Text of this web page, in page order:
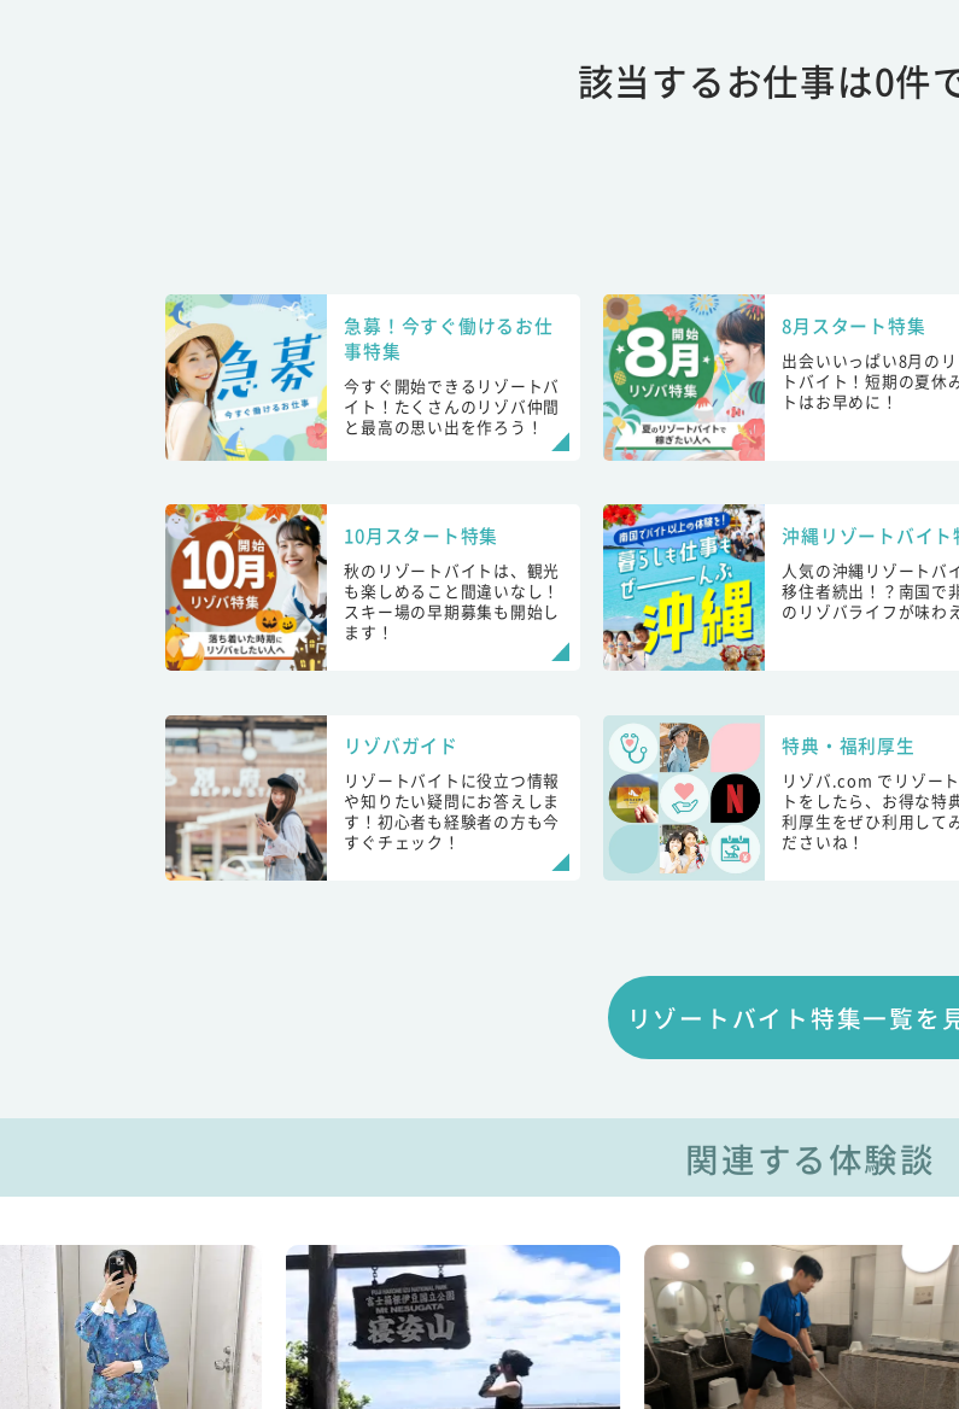
該当するお仕事は0件
急募！今すぐ働けるお仕
事特集
今すぐ開始できるリゾートバ
イト！たくさんのリゾバ仲間
と最高の思い出を作ろう！
8月スタート特集
出会いいっぱい8月の
トバイト！短期の夏休
トはお早めに！
10月スタート特集
秋のリゾートバイトは、観光
も楽しめること間違いなし！
スキー場の早期募集も開始し
ます！
沖縄リゾートバイト
人気の沖縄リゾートバ
移住者続出！？南国で
のリゾバライフが味わ
リゾバガイド
リゾートバイトに役立つ情報
や知りたい疑問にお答えしま
す！初心者も経験者の方も今
すぐチェック！
特典・福利厚生
リゾバ.com でリゾー
トをしたら、お得な特
利厚生をぜひ利用して
ださいね！
リゾートバイト特集一覧を
関連する体験談